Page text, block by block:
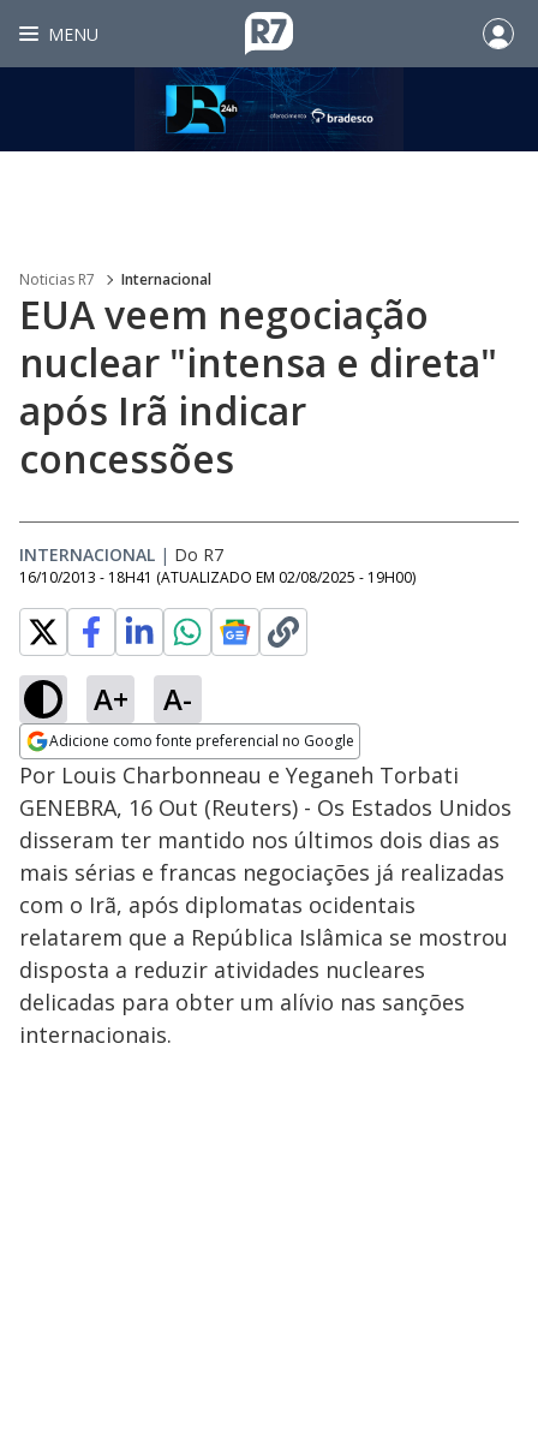
MENU
Noticias R7 Internacional
EUA veem negociação
nuclear "intensa e direta"
após Irã indicar
concessões
INTERNACIONAL | Do R7
16/10/2013 - 18H41 (ATUALIZADO EM 02/08/2025 - 19H00)
A+ A-
Adicione como fonte preferencial no Google
Opens in new window
Por Louis Charbonneau e Yeganeh Torbati
GENEBRA, 16 Out (Reuters) - Os Estados Unidos
disseram ter mantido nos últimos dois dias as
mais sérias e francas negociações já realizadas
com o Irã, após diplomatas ocidentais
relatarem que a República Islâmica se mostrou
disposta a reduzir atividades nucleares
delicadas para obter um alívio nas sanções
internacionais.